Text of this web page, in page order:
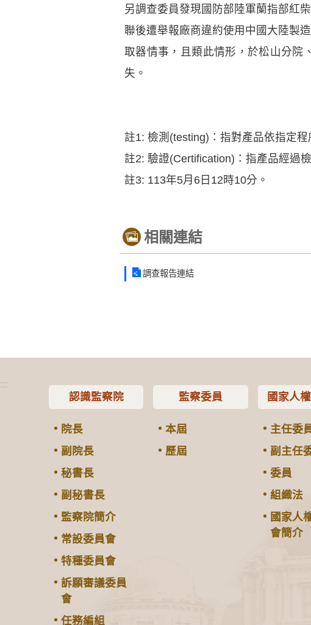
另調查委員發現國防部陸軍蘭指部紅
聯後遭舉報廠商違約使用中國大陸製
取器情事，且類此情形，於松山分院
失。
註1: 檢測(testing)：指對產品依指定程
註2: 驗證(Certification)：指產品經過
註3: 113年5月6日12時10分。
相關連結
調查報告連結
:::
認識監察院
院長
副院長
秘書長
副秘書長
監察院簡介
常設委員會
特種委員會
訴願審議委員
會
任務編組
監察委員
本屆
歷屆
國家人
主任委
副主任
委員
組織法
國家人
會簡介